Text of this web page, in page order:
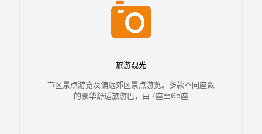
旅游观光
市区景点游览及偏远郊区景点游览。多款不同座数
的豪华舒适旅游巴，由 7座至65座